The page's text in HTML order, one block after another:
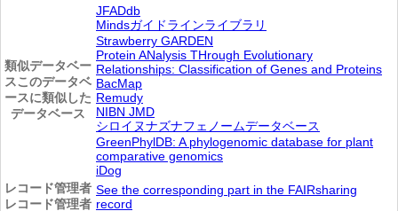
類似データベー
スこのデータベ
ースに類似した
データベース
JFADdb
Mindsガイドラインライブラリ
Strawberry GARDEN
Protein ANalysis THrough Evolutionary
Relationships: Classification of Genes and Proteins
BacMap
Remudy
NIBN JMD
シロイヌナズナフェノームデータベース
GreenPhylDB: A phylogenomic database for plant
comparative genomics
iDog
レコード管理者
レコード管理者
See the corresponding part in the FAIRsharing
record